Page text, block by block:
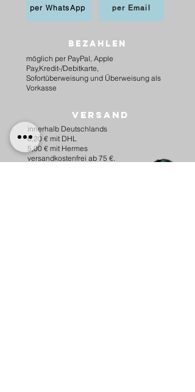
per WhatsApp per Email
BEZAHLEN
möglich per PayPal, Apple
Pay,Kredit-/Debitkarte,
Sofortüberweisung und Überweisung als
Vorkasse
Versand
innerhalb Deutschlands
6,20 € mit DHL
5,00 € mit Hermes
versandkostenfrei ab 75 €.